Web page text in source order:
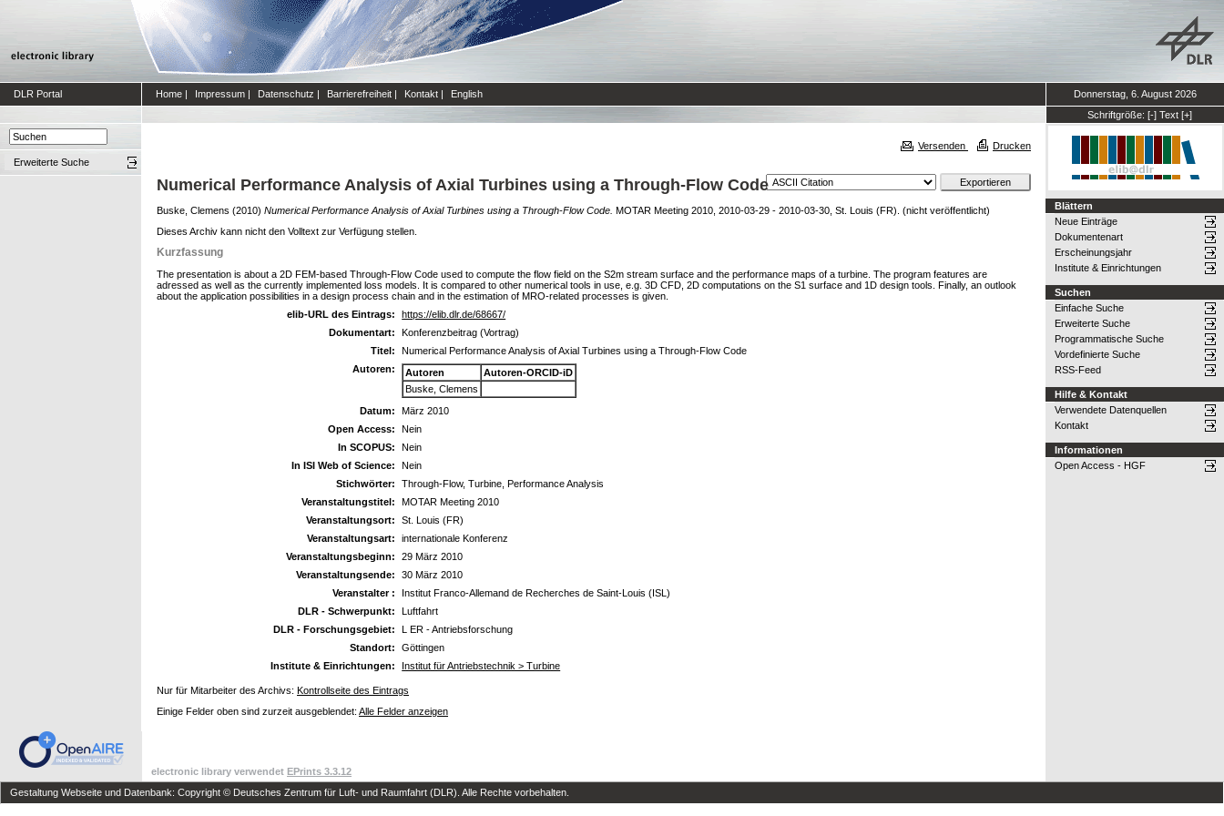
DLR Portal Home | Impressum | Datenschutz | Barrierefreiheit | Kontakt | English
Donnerstag, 6. August 2026
Schriftgröße: [-] Text [+]
Erweiterte Suche
Versenden Drucken
Numerical Performance Analysis of Axial Turbines using a Through-Flow Code
Buske, Clemens (2010) Numerical Performance Analysis of Axial Turbines using a Through-Flow Code. MOTAR Meeting 2010, 2010-03-29 - 2010-03-30, St. Louis (FR). (nicht veröffentlicht)
Dieses Archiv kann nicht den Volltext zur Verfügung stellen.
Kurzfassung
The presentation is about a 2D FEM-based Through-Flow Code used to compute the flow field on the S2m stream surface and the performance maps of a turbine. The program features are
adressed as well as the currently implemented loss models. It is compared to other numerical tools in use, e.g. 3D CFD, 2D computations on the S1 surface and 1D design tools. Finally, an outlook
about the application possibilities in a design process chain and in the estimation of MRO-related processes is given.
elib-URL des Eintrags:
https://elib.dlr.de/68667/
Dokumentart:
Konferenzbeitrag (Vortrag)
Titel:
Numerical Performance Analysis of Axial Turbines using a Through-Flow Code
Autoren:
Autoren
Autoren-ORCID-iD
Buske, Clemens
Datum:
März 2010
Open Access:
Nein
In SCOPUS:
Nein
In ISI Web of Science:
Nein
Stichwörter:
Through-Flow, Turbine, Performance Analysis
Veranstaltungstitel:
MOTAR Meeting 2010
Veranstaltungsort:
St. Louis (FR)
Veranstaltungsart:
internationale Konferenz
Veranstaltungsbeginn:
29 März 2010
Veranstaltungsende:
30 März 2010
Veranstalter :
Institut Franco-Allemand de Recherches de Saint-Louis (ISL)
DLR - Schwerpunkt:
Luftfahrt
DLR - Forschungsgebiet:
L ER - Antriebsforschung
Standort:
Göttingen
Institute & Einrichtungen:
Institut für Antriebstechnik > Turbine
Nur für Mitarbeiter des Archivs: Kontrollseite des Eintrags
Einige Felder oben sind zurzeit ausgeblendet: Alle Felder anzeigen
Blättern
Neue Einträge
Dokumentenart
Erscheinungsjahr
Institute & Einrichtungen
Suchen
Einfache Suche
Erweiterte Suche
Programmatische Suche
Vordefinierte Suche
RSS-Feed
Hilfe & Kontakt
Verwendete Datenquellen
Kontakt
Informationen
Open Access - HGF
electronic library verwendet EPrints 3.3.12
Gestaltung Webseite und Datenbank: Copyright © Deutsches Zentrum für Luft- und Raumfahrt (DLR). Alle Rechte vorbehalten.